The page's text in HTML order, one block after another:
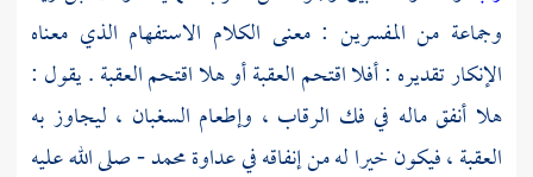
وجماعة من المفسرين : معنى الكلام الاستفهام الذي معناه
الإنكار تقديره : أفلا اقتحم العقبة أو هلا اقتحم العقبة . يقول :
هلا أنفق ماله في فك الرقاب ، وإطعام السغبان ، ليجاوز به
العقبة ، فيكون خيرا له من إنفاقه في عداوةمحمد- صلى الله عليه